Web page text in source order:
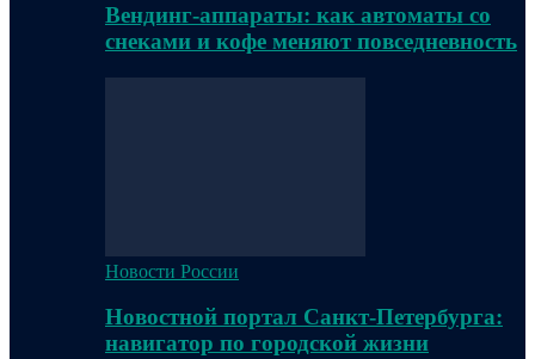
Вендинг-аппараты: как автоматы со
снеками и кофе меняют повседневность
Новости России
Новостной портал Санкт-Петербурга:
навигатор по городской жизни